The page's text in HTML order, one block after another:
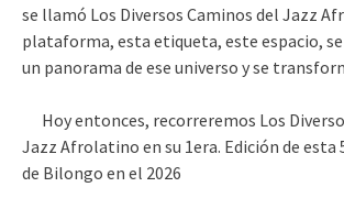
se llamó Los Diversos Caminos del Jazz
plataforma, esta etiqueta, este espacio,
un panorama de ese universo y se
Hoy entonces, recorreremos Los
Jazz Afrolatino en su 1era. Edición de esta
de Bilongo en el 2026